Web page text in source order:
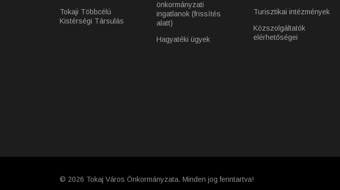
Tokaji Többcélú
Kistérségi Társulás
önkormányzati
ingatlanok (frissítés
alatt)
Hagyatéki ügyek
Turisztikai intézmények
Közszolgáltatók
elérhetőségei
© 2026 Tokaj Város Önkormányzata. Minden jog fenntartva!